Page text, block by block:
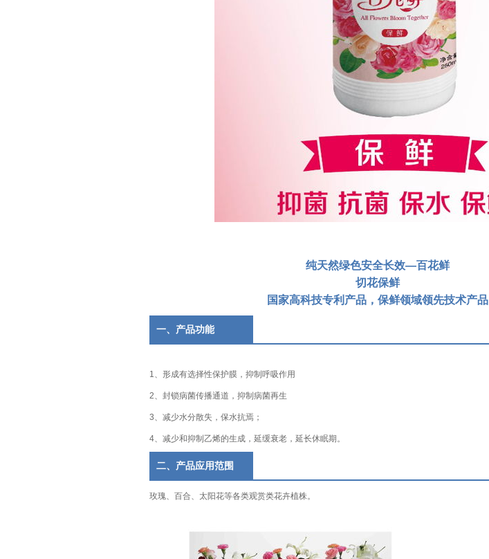
纯天然绿色安全长效—百花鲜
切花保鲜
国家高科技专利产品，保鲜领域领先技术产品
一、产品功能
1、形成有选择性保护膜，抑制呼吸作用
2、封锁病菌传播通道，抑制病菌再生
3、减少水分散失，保水抗焉；
4、减少和抑制乙烯的生成，延缓衰老，延长休眠期。
二、产品应用范围
玫瑰、百合、太阳花等各类观赏类花卉植株。